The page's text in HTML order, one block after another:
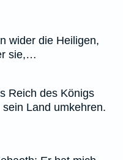
wider die Heiligen,
sie,…
Reich des Königs
Land umkehren.